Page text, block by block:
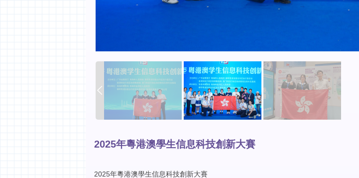
2025年粵港澳學生信息科技創新大賽
2025年粵港澳學生信息科技創新大賽